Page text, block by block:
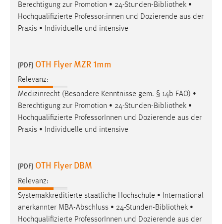
Berechtigung zur Promotion • 24-Stunden-Bibliothek •
Hochqualifizierte Professor:innen und Dozierende aus der
Praxis • Individuelle und intensive
[PDF] OTH Flyer MZR 1mm
Relevanz:
Medizinrecht (Besondere Kenntnisse gem. § 14b FAO) •
Berechtigung zur Promotion • 24-Stunden-Bibliothek •
Hochqualifizierte ProfessorInnen und Dozierende aus der
Praxis • Individuelle und intensive
[PDF] OTH Flyer DBM
Relevanz:
Systemakkreditierte staatliche Hochschule • International
anerkannter MBA-Abschluss • 24-Stunden-Bibliothek •
Hochqualifizierte ProfessorInnen und Dozierende aus der